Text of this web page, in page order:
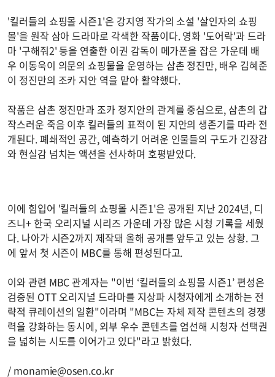
'킬러들의 쇼핑몰 시즌1'은 강지영 작가의 소설 '살인자의 쇼핑
몰'을 원작 삼아 드라마로 각색한 작품이다. 영화 '도어락'과 드라
마 '구해줘2' 등을 연출한 이권 감독이 메가폰을 잡은 가운데 배
우 이동욱이 의문의 쇼핑물을 운영하는 삼촌 정진만, 배우 김혜준
이 정진만의 조카 지안 역을 맡아 활약했다.
작품은 삼촌 정진만과 조카 정지안의 관계를 중심으로, 삼촌의 갑
작스러운 죽음 이후 킬러들의 표적이 된 지안의 생존기를 따라 전
개된다. 폐쇄적인 공간, 예측하기 어려운 인물들의 구도가 긴장감
와 현실감 넘치는 액션을 선사하며 호평받았다.
이에 힘입어 '킬러들의 쇼핑몰 시즌1'은 공개된 지난 2024년, 디
즈니+ 한국 오리지널 시리즈 가운데 가장 많은 시청 기록을 세웠
다. 나아가 시즌2까지 제작돼 올해 공개를 앞두고 있는 상황. 그
에 앞서 첫 시즌이 MBC를 통해 편성된다고.
이와 관련 MBC 관계자는 "이번 ‘킬러들의 쇼핑몰 시즌1’ 편성은
검증된 OTT 오리지널 드라마를 지상파 시청자에게 소개하는 전
략적 큐레이션의 일환"이라며 "MBC는 자체 제작 콘텐츠의 경쟁
력을 강화하는 동시에, 외부 우수 콘텐츠를 엄선해 시청자 선택권
을 넓히는 시도를 이어가고 있다"라고 밝혔다.
/ monamie@osen.co.kr